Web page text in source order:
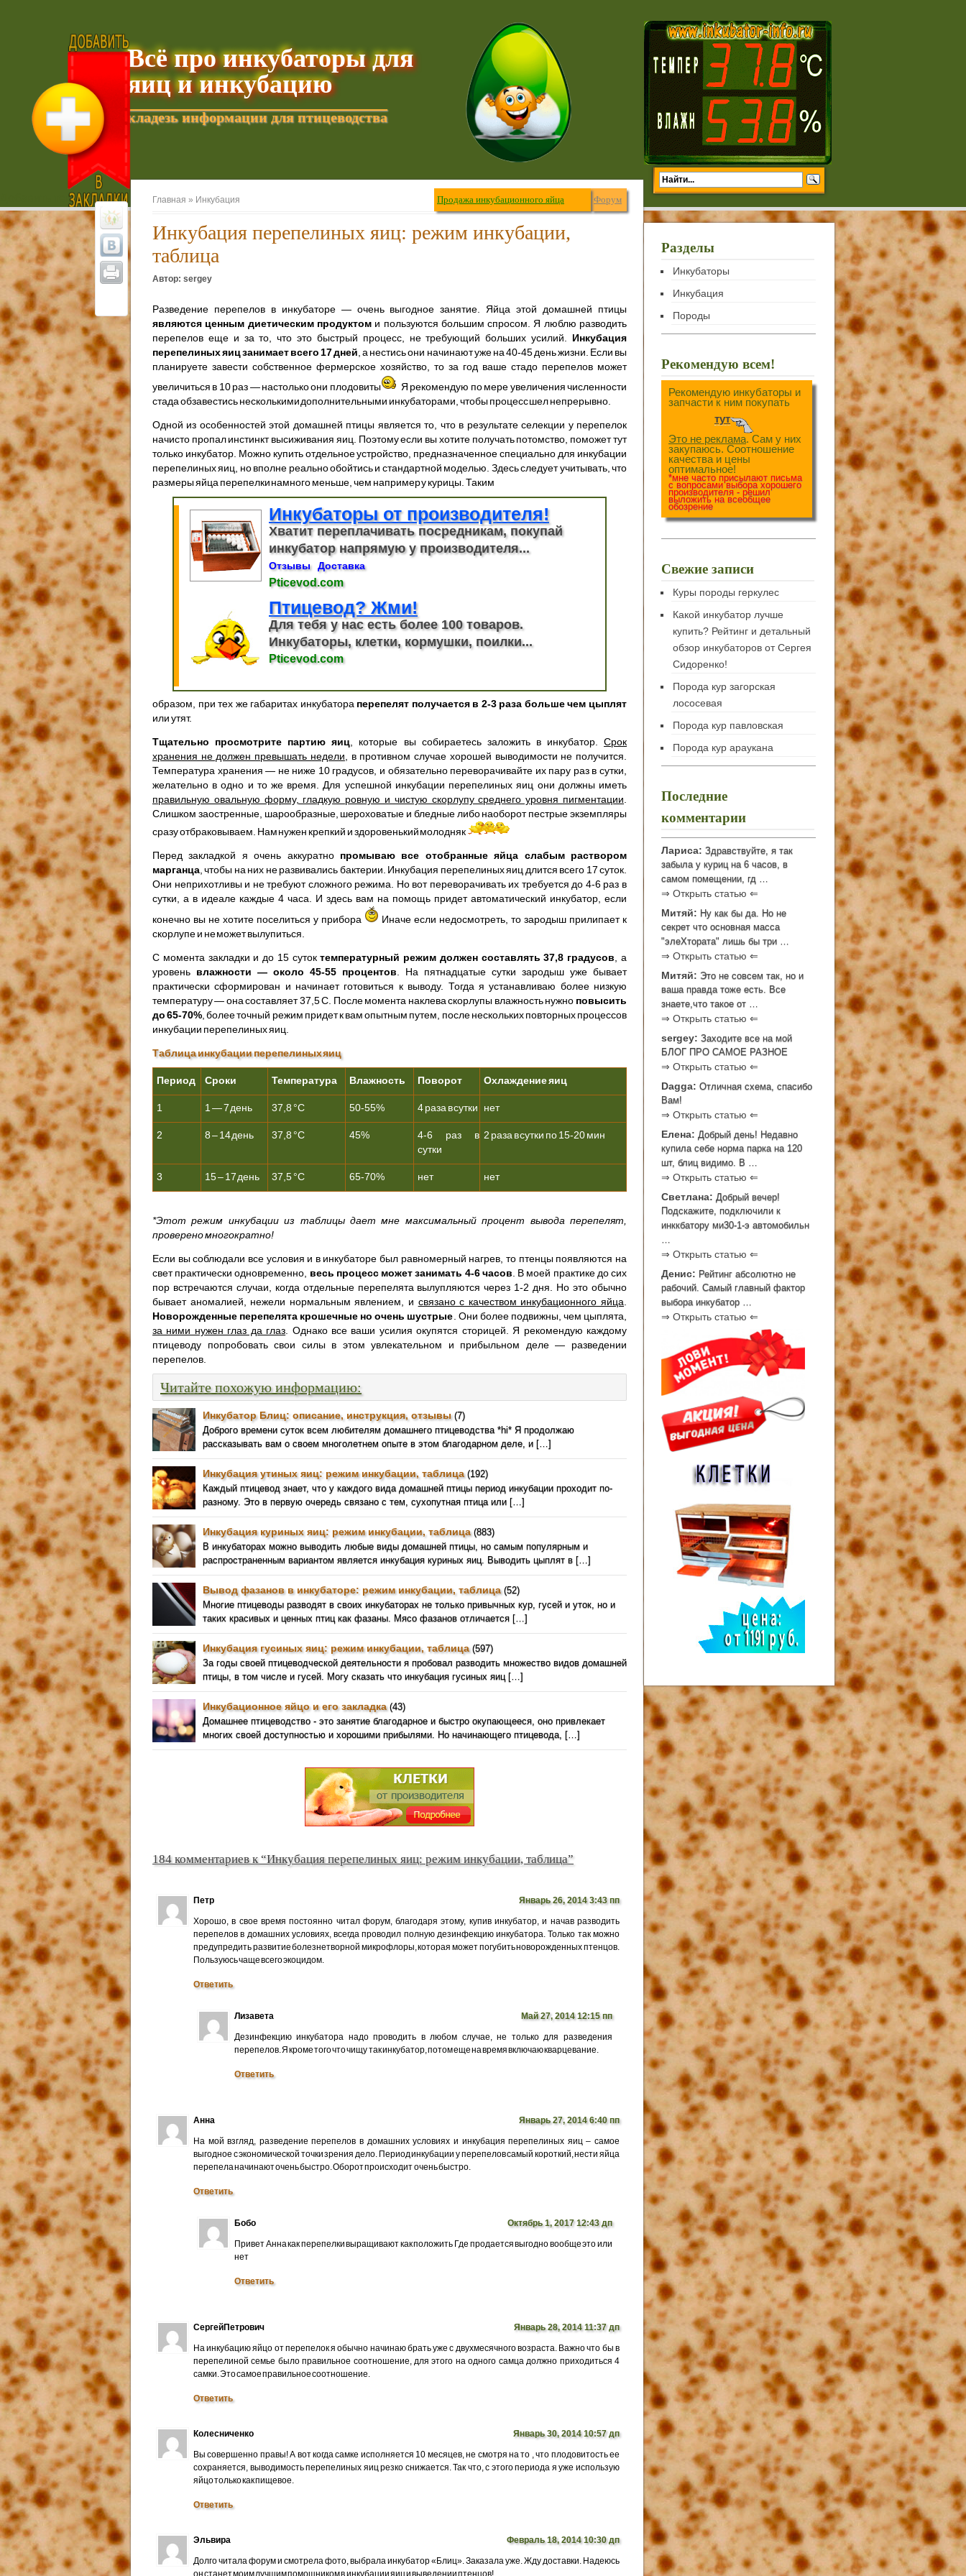
Всё про инкубаторы для
яиц и инкубацию
кладезь информации для птицеводства
Добавить текущую страницу в Избранное Форум
Продажа инкубационного яйца
Главная » Инкубация
Инкубация перепелиных яиц: режим инкубации,
таблица
Автор: sergey
Разведение перепелов в инкубаторе — очень выгодное занятие. Яйца этой домашней птицы
являются ценным диетическим продуктоми пользуются большим спросом. Я люблю разводить
перепелов еще и за то, что это быстрый процесс, не требующий больших усилий. Инкубация
перепелиных яиц занимает всего 17 дней , а нестись они начинают уже на 40-45 день жизни. Если вы
планируете завести собственное фермерское хозяйство, то за год ваше стадо перепелов может
увеличиться в 10 раз — настолько они плодовиты
Я рекомендую по мере увеличения численности
стада обзавестись несколькими дополнительными инкубаторами, чтобы процесс шел непрерывно.
Одной из особенностей этой домашней птицы является то, что в результате селекции у перепелок
начисто пропал инстинкт высиживания яиц. Поэтому если вы хотите получать потомство, поможет тут
только инкубатор. Можно купить отдельное устройство, предназначенное специально для инкубации
перепелиных яиц, но вполне реально обойтись и стандартной моделью. Здесь следует учитывать, что
размеры яйца перепелки намного меньше, чем например у курицы. Таким
Инкубаторы от производителя!
Хватит переплачивать посредникам, покупай
инкубатор напрямую у производителя...
Отзывы Доставка
Pticevod.com
Птицевод? Жми!
Для тебя у нас есть более 100 товаров.
Инкубаторы, клетки, кормушки, поилки...
Pticevod.com
образом, при тех же габаритах инкубатора перепелят получается в 2-3 раза больше чем цыплят
или утят.
Тщательно просмотрите партию яиц , которые вы собираетесь заложить в инкубатор.Срок
хранения не должен превышать недели , в противном случае хорошей выводимости не получится.
Температура хранения — не ниже 10 градусов, и обязательно переворачивайте их пару раз в сутки,
желательно в одно и то же время. Для успешной инкубации перепелиных яиц они должны иметь
правильную овальную форму, гладкую ровную и чистую скорлупу среднего уровня пигментации
Слишком заостренные, шарообразные, шероховатые и бледные либо наоборот пестрые экземпляры
сразу отбраковываем. Нам нужен крепкий и здоровенький молодняк
Перед закладкой я очень аккуратно промываю все отобранные яйца слабым раствором
марганца , чтобы на них не развивались бактерии. Инкубация перепелиных яиц длится всего 17 суток.
Они неприхотливы и не требуют сложного режима. Но вот переворачивать их требуется до 4-6 раз в
сутки, а в идеале каждые 4 часа. И здесь вам на помощь придет автоматический инкубатор, если
конечно вы не хотите поселиться у прибора
Иначе если недосмотреть, то зародыш прилипает к
скорлупе и не может вылупиться.
С момента закладки и до 15 сутоктемпературный режим должен составлять 37,8 градусов , а
уровень влажности — около 45-55 процентов . На пятнадцатые сутки зародыш уже бывает
практически сформирован и начинает готовиться к выводу. Тогда я устанавливаю более низкую
температуру — она составляет 37,5 C. После момента наклева скорлупы влажность нужно повысить
до 65-70% , более точный режим придет к вам опытным путем, после нескольких повторных процессов
инкубации перепелиных яиц.
Таблица инкубации перепелиных яиц
Период Сроки Температура Влажность Поворот Охлаждение яиц
1 1 — 7 день 37,8 °С 50-55% 4 раза в сутки нет
2 8 – 14 день 37,8 °С 45%
4-6 раз в
сутки
2 раза в сутки по 15-20 мин
3 15 – 17 день 37,5 °С 65-70% нет нет
*Этот режим инкубации из таблицы дает мне максимальный процент вывода перепелят,
проверено многократно!
Если вы соблюдали все условия и в инкубаторе был равномерный нагрев, то птенцы появляются на
свет практически одновременно, весь процесс может занимать 4-6 часов. В моей практике до сих
пор встречаются случаи, когда отдельные перепелята вылупляются через 1-2 дня. Но это обычно
бывает аномалией, нежели нормальным явлением, и связано с качеством инкубационного яйца.
Новорожденные перепелята крошечные но очень шустрые. Они более подвижны, чем цыплята,
за ними нужен глаз да глаз. Однако все ваши усилия окупятся сторицей. Я рекомендую каждому
птицеводу попробовать свои силы в этом увлекательном и прибыльном деле — разведении
перепелов.
Читайте похожую информацию:
Инкубатор Блиц: описание, инструкция, отзывы(7)
Доброго времени суток всем любителям домашнего птицеводства *hi* Я продолжаю
рассказывать вам о своем многолетнем опыте в этом благодарном деле, и […]
Инкубация утиных яиц: режим инкубации, таблица(192)
Каждый птицевод знает, что у каждого вида домашней птицы период инкубации проходит по-
разному. Это в первую очередь связано с тем, сухопутная птица или […]
Инкубация куриных яиц: режим инкубации, таблица(883)
В инкубаторах можно выводить любые виды домашней птицы, но самым популярным и
распространенным вариантом является инкубация куриных яиц. Выводить цыплят в […]
Вывод фазанов в инкубаторе: режим инкубации, таблица(52)
Многие птицеводы разводят в своих инкубаторах не только привычных кур, гусей и уток, но и
таких красивых и ценных птиц как фазаны. Мясо фазанов отличается […]
Инкубация гусиных яиц: режим инкубации, таблица(597)
За годы своей птицеводческой деятельности я пробовал разводить множество видов домашней
птицы, в том числе и гусей. Могу сказать что инкубация гусиных яиц […]
Инкубационное яйцо и его закладка(43)
Домашнее птицеводство - это занятие благодарное и быстро окупающееся, оно привлекает
многих своей доступностью и хорошими прибылями. Но начинающего птицевода, […]
184 комментариев к “Инкубация перепелиных яиц: режим инкубации, таблица”
Петр Январь 26, 2014 3:43 пп
Хорошо, в свое время постоянно читал форум, благодаря этому, купив инкубатор, и начав разводить
перепелов в домашних условиях, всегда проводил полную дезинфекцию инкубатора. Только так можно
предупредить развитие болезнетворной микрофлоры, которая может погубить новорожденных птенцов.
Пользуюсь чаще всего экоцидом.
Ответить
Лизавета Май 27, 2014 12:15 пп
Дезинфекцию инкубатора надо проводить в любом случае, не только для разведения
перепелов. Я кроме того что чищу так инкубатор, потом еще на время включаю кварцевание.
Ответить
Анна Январь 27, 2014 6:40 пп
На мой взгляд, разведение перепелов в домашних условиях и инкубация перепелиных яиц – самое
выгодное с экономической точки зрения дело. Период инкубации у перепелов самый короткий, нести яйца
перепела начинают очень быстро. Оборот происходит очень быстро.
Ответить
Бобо Октябрь 1, 2017 12:43 дп
Привет Анна как перепелки выращивают как положить Где продается выгодно вообще это или
нет
Ответить
СергейПетрович Январь 28, 2014 11:37 дп
На инкубацию яйцо от перепелок я обычно начинаю брать уже с двухмесячного возраста. Важно что бы в
перепелиной семье было правильное соотношение, для этого на одного самца должно приходиться 4
самки. Это самое правильное соотношение.
Ответить
Колесниченко Январь 30, 2014 10:57 дп
Вы совершенно правы! А вот когда самке исполняется 10 месяцев, не смотря на то , что плодовитость ее
сохраняется, выводимость перепелиных яиц резко снижается. Так что, с этого периода я уже использую
яйцо только как пищевое.
Ответить
Эльвира Февраль 18, 2014 10:30 дп
Долго читала форум и смотрела фото, выбрала инкубатор «Блиц». Заказала уже. Жду доставки. Надеюсь
Разделы
Инкубаторы
Инкубация
Породы
Рекомендую всем!
Рекомендую инкубаторы и
запчасти к ним покупать
тут
Это не реклама. Сам у них
закупаюсь. Соотношение
качества и цены
оптимальное!
*мне часто присылают письма
с вопросами выбора хорошего
производителя - решил
выложить на всеобщее
обозрение
Свежие записи
Куры породы геркулес
Какой инкубатор лучше
купить? Рейтинг и детальный
обзор инкубаторов от Сергея
Сидоренко!
Порода кур загорская
лососевая
Порода кур павловская
Порода кур араукана
Последние
комментарии
Лариса: Здравствуйте, я так
забыла у куриц на 6 часов, в
самом помещении, гд …
⇒ Открыть статью ⇐
Митяй: Ну как бы да. Но не
секрет что основная масса
"элеХтората" лишь бы три …
⇒ Открыть статью ⇐
Митяй: Это не совсем так, но и
ваша правда тоже есть. Все
знаете,что такое от …
⇒ Открыть статью ⇐
sergey: Заходите все на мой
БЛОГ ПРО САМОЕ РАЗНОЕ
⇒ Открыть статью ⇐
Dagga: Отличная схема, спасибо
Вам!
⇒ Открыть статью ⇐
Елена: Добрый день! Недавно
купила себе норма парка на 120
шт, блиц видимо. В …
⇒ Открыть статью ⇐
Светлана: Добрый вечер!
Подскажите, подключили к
инккбатору ми30-1-э автомобильн
…
⇒ Открыть статью ⇐
Денис: Рейтинг абсолютно не
рабочий. Самый главный фактор
выбора инкубатор …
⇒ Открыть статью ⇐